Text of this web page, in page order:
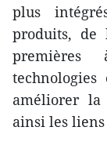
plus
produits, de
premières
améliorer la
ainsi les